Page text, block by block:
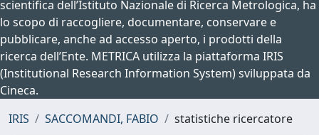
scientifica dell’Istituto Nazionale di Ricerca Metrologica, ha
lo scopo di raccogliere, documentare, conservare e
pubblicare, anche ad accesso aperto, i prodotti della
ricerca dell’Ente. METRICA utilizza la piattaforma IRIS
(Institutional Research Information System) sviluppata da
Cineca.
IRIS
SACCOMANDI, FABIO statistiche ricercatore